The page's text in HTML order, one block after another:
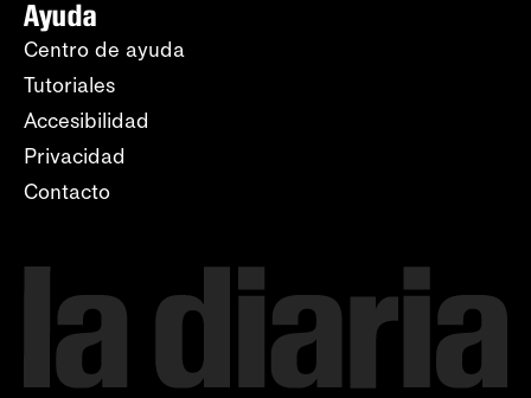
Ayuda
Centro de ayuda
Tutoriales
Accesibilidad
Privacidad
Contacto